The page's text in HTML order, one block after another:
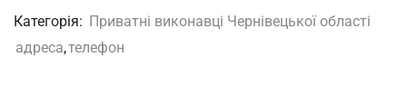
Категорія: Приватні виконавці Чернівецької області
адреса,телефон